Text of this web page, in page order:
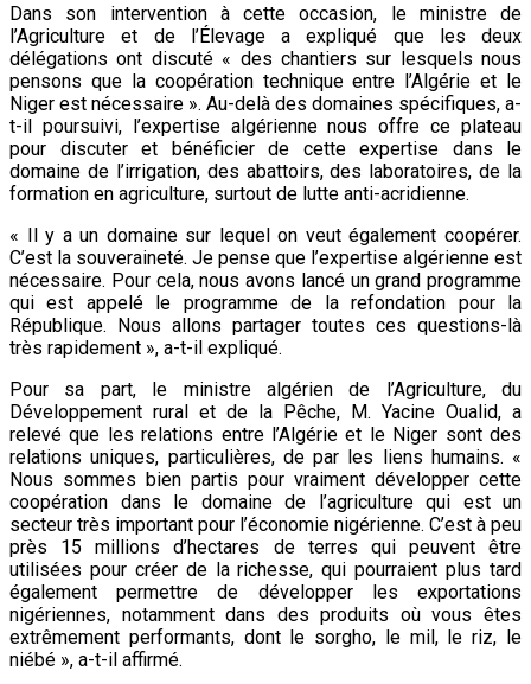
Dans son intervention à cette occasion, le ministre de
l’Agriculture et de l’Élevage a expliqué que les deux
délégations ont discuté « des chantiers sur lesquels nous
pensons que la coopération technique entre l’Algérie et le
Niger est nécessaire ». Au-delà des domaines spécifiques, a-
t-il poursuivi, l’expertise algérienne nous offre ce plateau
pour discuter et bénéficier de cette expertise dans le
domaine de l’irrigation, des abattoirs, des laboratoires, de la
formation en agriculture, surtout de lutte anti-acridienne.
« Il y a un domaine sur lequel on veut également coopérer.
C’est la souveraineté. Je pense que l’expertise algérienne est
nécessaire. Pour cela, nous avons lancé un grand programme
qui est appelé le programme de la refondation pour la
République. Nous allons partager toutes ces questions-là
très rapidement », a-t-il expliqué.
Pour sa part, le ministre algérien de l’Agriculture, du
Développement rural et de la Pêche, M. Yacine Oualid, a
relevé que les relations entre l’Algérie et le Niger sont des
relations uniques, particulières, de par les liens humains. «
Nous sommes bien partis pour vraiment développer cette
coopération dans le domaine de l’agriculture qui est un
secteur très important pour l’économie nigérienne. C’est à peu
près 15 millions d’hectares de terres qui peuvent être
utilisées pour créer de la richesse, qui pourraient plus tard
également permettre de développer les exportations
nigériennes, notamment dans des produits où vous êtes
extrêmement performants, dont le sorgho, le mil, le riz, le
niébé », a-t-il affirmé.